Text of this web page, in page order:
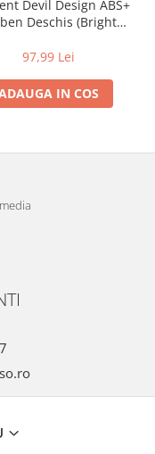
Devil Design ABS+
Deschis (Bright
97,99 Lei
IN COS